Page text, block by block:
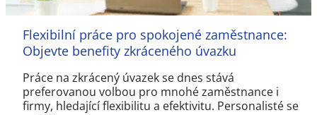
Flexibilní práce pro spokojené zaměstnance:
Objevte benefity zkráceného úvazku
Práce na zkrácený úvazek se dnes stává
preferovanou volbou pro mnohé zaměstnance i
firmy, hledající flexibilitu a efektivitu. Personalisté se